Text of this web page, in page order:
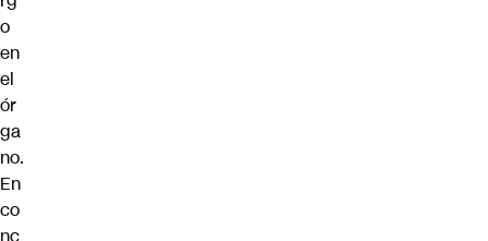
o
en
el
ór
ga
no.
En
co
nc